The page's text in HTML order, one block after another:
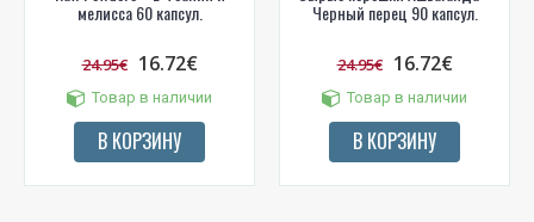
мелисса 60 капсул.
24.95€ 16.72€
Товар в наличии
В КОРЗИНУ
Черный перец 90 капсул.
24.95€ 16.72€
Товар в наличии
В КОРЗИНУ